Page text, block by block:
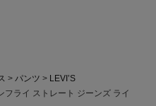
パンツ
LEVI’S
フライ ストレート ジーンズ ライ